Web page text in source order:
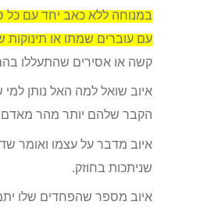
במנוחה ללא כאב יחד עם כל
עם עוברים שמתו או תינוקות
קשה או אסירים שהתעללו
איוב שואל למה האל נותן
הקבר שלהם יותר מהר
איוב מדבר על עצמו ואומר
שניתכות בחוזק.
איוב מספר שהפחדים שלו